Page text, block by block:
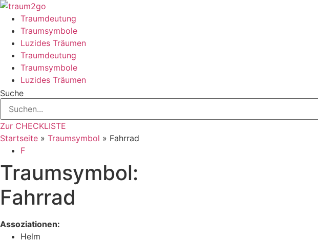
Zum
Inhalt
springen
Traumdeutung
Traumsymbole
Luzides Träumen
Traumdeutung
Traumsymbole
Luzides Träumen
Suche
Zur CHECKLISTE
Startseite » Traumsymbol » Fahrrad
F
Traumsymbol:
Fahrrad
Assoziationen:
Helm